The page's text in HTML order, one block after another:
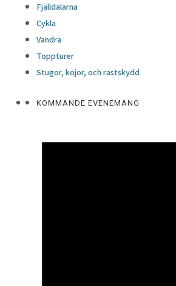
Fjälldalarna
Cykla
Vandra
Toppturer
Stugor, kojor, och rastskydd
KOMMANDE EVENEMANG